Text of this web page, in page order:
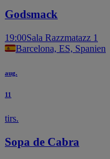
Godsmack
19:00Sala Razzmatazz 1
Barcelona, ES, Spanien
aug.
11
tirs.
Sopa de Cabra